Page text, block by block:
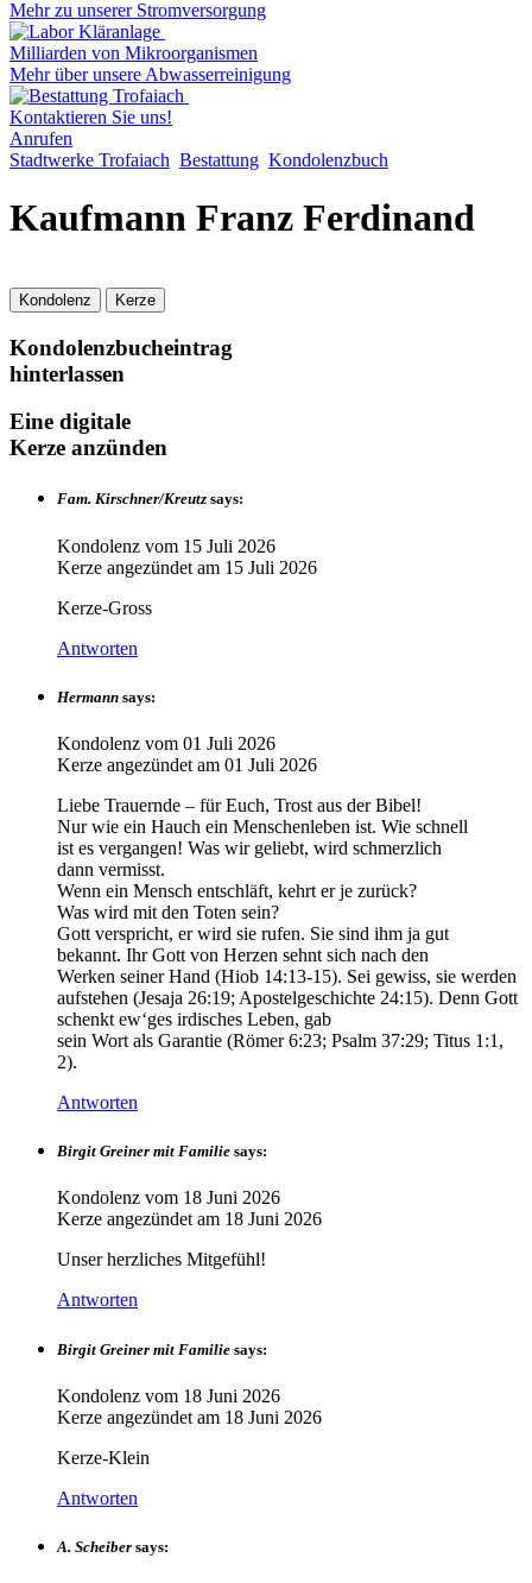
Mehr zu unserer Stromversorgung
Milliarden von Mikroorganismen
Mehr über unsere Abwasserreinigung
Kontaktieren Sie uns!
Anrufen
Stadtwerke Trofaiach Bestattung Kondolenzbuch
Kaufmann Franz Ferdinand
Kondolenz Kerze
Kondolenzbucheintrag
hinterlassen
Eine digitale
Kerze anzünden
Fam. Kirschner/Kreutz says:
Kondolenz vom 15 Juli 2026
Kerze angezündet am 15 Juli 2026
Kerze-Gross
Antworten
Hermann says:
Kondolenz vom 01 Juli 2026
Kerze angezündet am 01 Juli 2026
Liebe Trauernde – für Euch, Trost aus der Bibel!
Nur wie ein Hauch ein Menschenleben ist. Wie schnell
ist es vergangen! Was wir geliebt, wird schmerzlich
dann vermisst.
Wenn ein Mensch entschläft, kehrt er je zurück?
Was wird mit den Toten sein?
Gott verspricht, er wird sie rufen. Sie sind ihm ja gut
bekannt. Ihr Gott von Herzen sehnt sich nach den
Werken seiner Hand (Hiob 14:13-15). Sei gewiss, sie werden
aufstehen (Jesaja 26:19; Apostelgeschichte 24:15). Denn Gott
schenkt ew‘ges irdisches Leben, gab
sein Wort als Garantie (Römer 6:23; Psalm 37:29; Titus 1:1,
2).
Antworten
Birgit Greiner mit Familie says:
Kondolenz vom 18 Juni 2026
Kerze angezündet am 18 Juni 2026
Unser herzliches Mitgefühl!
Antworten
Birgit Greiner mit Familie says:
Kondolenz vom 18 Juni 2026
Kerze angezündet am 18 Juni 2026
Kerze-Klein
Antworten
A. Scheiber says: